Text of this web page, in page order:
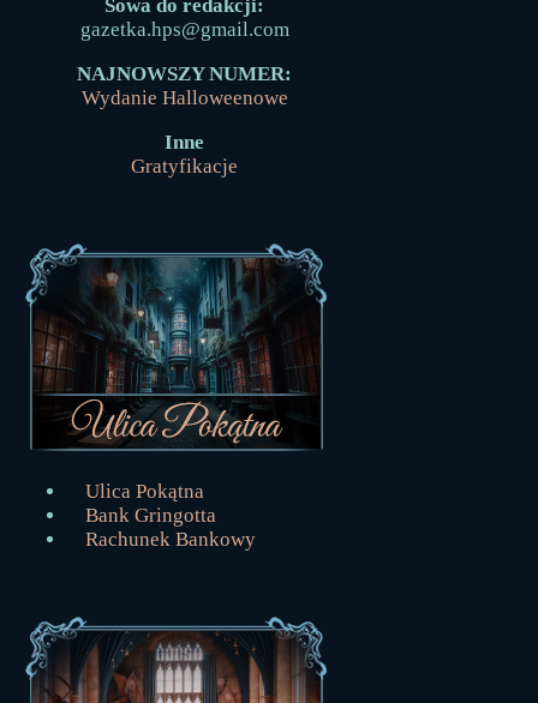
Sowa do redakcji:
gazetka.hps@gmail.com
NAJNOWSZY NUMER:
Wydanie Halloweenowe
Inne
Gratyfikacje
Ulica Pokątna
Bank Gringotta
Rachunek Bankowy